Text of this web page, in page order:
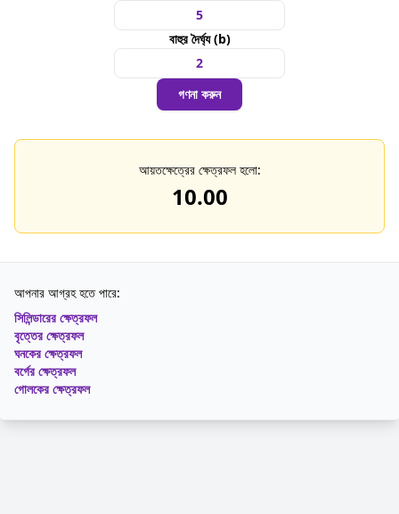
বাহুর দৈর্ঘ্য (b)
গণনা করুন
আয়তক্ষেত্রের ক্ষেত্রফল হলো:
10.00
আপনার আগ্রহ হতে পারে:
সিলিন্ডারের ক্ষেত্রফল
বৃত্তের ক্ষেত্রফল
ঘনকের ক্ষেত্রফল
বর্গের ক্ষেত্রফল
গোলকের ক্ষেত্রফল